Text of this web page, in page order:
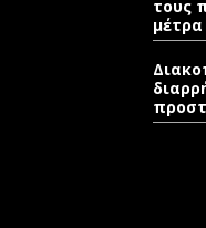
τους
μέτρα